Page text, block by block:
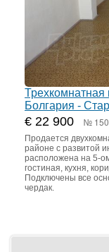
Трехкомнатная
Болгария -
€ 22 900 №
Продается
районе с развитой
расположена на 5-
гостиная, кухня,
Подключены все
чердак.